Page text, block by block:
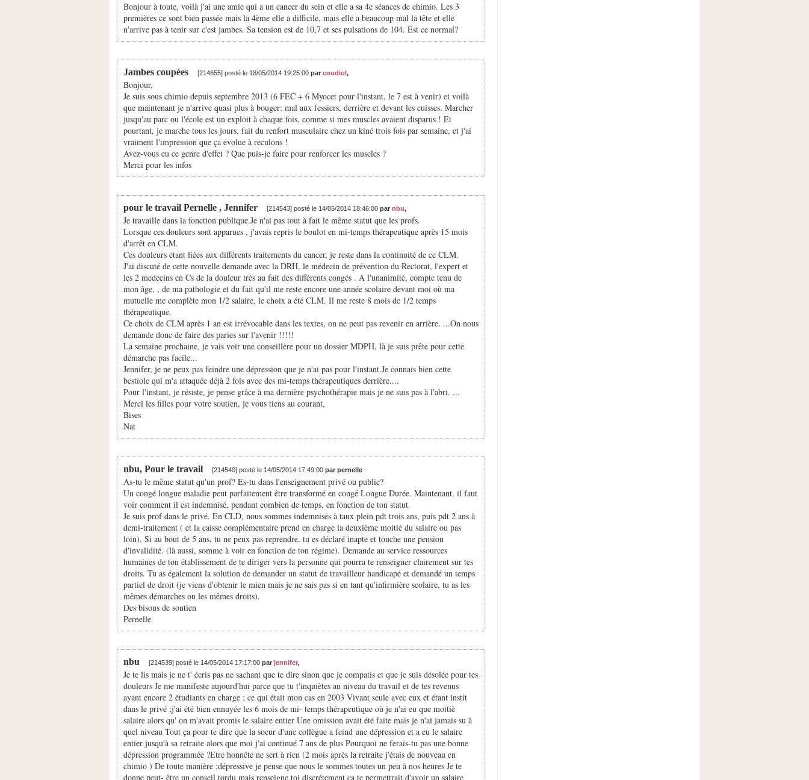
Bonjour à toute, voilà j'ai une amie qui a un cancer du sein et elle a sa 4e séances de chimio. Les 3
premières ce sont bien passée mais la 4ème elle a difficile, mais elle a beaucoup mal la tête et elle
n'arrive pas à tenir sur c'est jambes. Sa tension est de 10,7 et ses pulsations de 104. Est ce normal?
Jambes coupées [214655] posté le 18/05/2014 19:25:00 par coudiol,
Bonjour,
Je suis sous chimio depuis septembre 2013 (6 FEC + 6 Myocet pour l'instant, le 7 est à venir) et voilà
que maintenant je n'arrive quasi plus à bouger: mal aux fessiers, derrière et devant les cuisses. Marcher
jusqu'au parc ou l'école est un exploit à chaque fois, comme si mes muscles avaient disparus ! Et
pourtant, je marche tous les jours, fait du renfort musculaire chez un kiné trois fois par semaine, et j'ai
vraiment l'impression que ça évolue à reculons !
Avez-vous eu ce genre d'effet ? Que puis-je faire pour renforcer les muscles ?
Merci pour les infos
pour le travail Pernelle , Jennifer [214543] posté le 14/05/2014 18:46:00 par nbu,
Je travaille dans la fonction publique.Je n'ai pas tout à fait le même statut que les profs.
Lorsque ces douleurs sont apparues , j'avais repris le boulot en mi-temps thérapeutique après 15 mois
d'arrêt en CLM.
Ces douleurs étant liées aux différents traitements du cancer, je reste dans la continuité de ce CLM.
J'ai discuté de cette nouvelle demande avec la DRH, le médecin de prévention du Rectorat, l'expert et
les 2 medecins en Cs de la douleur très au fait des différents congés . A l'unanimité, compte tenu de
mon âge, , de ma pathologie et du fait qu'il me reste encore une année scolaire devant moi où ma
mutuelle me complète mon 1/2 salaire, le choix a été CLM. Il me reste 8 mois de 1/2 temps
thérapeutique.
Ce choix de CLM après 1 an est irrévocable dans les textes, on ne peut pas revenir en arrière. ...On nous
demande donc de faire des paries sur l'avenir !!!!!
La semaine prochaine, je vais voir une conseillère pour un dossier MDPH, là je suis prête pour cette
démarche pas facile...
Jennifer, je ne peux pas feindre une dépression que je n'ai pas pour l'instant.Je connais bien cette
bestiole qui m'a attaquée déjà 2 fois avec des mi-temps thérapeutiques derrière....
Pour l'instant, je résiste, je pense grâce à ma dernière psychothérapie mais je ne suis pas à l'abri. ...
Merci les filles pour votre soutien, je vous tiens au courant,
Bises
Nat
nbu, Pour le travail [214540] posté le 14/05/2014 17:49:00 par pernelle
As-tu le même statut qu'un prof? Es-tu dans l'enseignement privé ou public?
Un congé longue maladie peut parfaitement être transformé en congé Longue Durée. Maintenant, il faut
voir comment il est indemnisé, pendant combien de temps, en fonction de ton statut.
Je suis prof dans le privé. En CLD, nous sommes indemnisés à taux plein pdt trois ans, puis pdt 2 ans à
demi-traitement ( et la caisse complémentaire prend en charge la deuxième moitié du salaire ou pas
loin). Si au bout de 5 ans, tu ne peux pas reprendre, tu es déclaré inapte et touche une pension
d'invalidité. (là aussi, somme à voir en fonction de ton régime). Demande au service ressources
humaines de ton établissement de te diriger vers la personne qui pourra te renseigner clairement sur tes
droits. Tu as également la solution de demander un statut de travailleur handicapé et demandé un temps
partiel de droit (je viens d'obtenir le mien mais je ne sais pas si en tant qu'infirmière scolaire, tu as les
mêmes démarches ou les mêmes droits).
Des bisous de soutien
Pernelle
nbu [214539] posté le 14/05/2014 17:17:00 par jennifer,
Je te lis mais je ne t' écris pas ne sachant que te dire sinon que je compatis et que je suis désolée pour tes
douleurs Je me manifeste aujourd'hui parce que tu t'inquiètes au niveau du travail et de tes revenus
ayant encore 2 étudiants en charge ; ce qui était mon cas en 2003 Vivant seule avec eux et étant instit
dans le privé ;j'ai été bien ennuyée les 6 mois de mi- temps thérapeutique où je n'ai eu que moitiè
salaire alors qu' on m'avait promis le salaire entier Une omission avait été faite mais je n'ai jamais su à
quel niveau Tout ça pour te dire que la soeur d'une collègue a feind une dépression et a eu le salaire
entier jusqu'à sa retraite alors que moi j'ai continué 7 ans de plus Pourquoi ne ferais-tu pas une bonne
dépression programmée ?Etre honnête ne sert à rien (2 mois après la retraite j'étais de nouveau en
chimio ) De toute manière ;dépressive je pense que nous le sommes toutes un peu à nos heures Je te
donne peut- être un conseil tordu mais renseigne toi discrétement ça te permettrait d'avoir un salaire